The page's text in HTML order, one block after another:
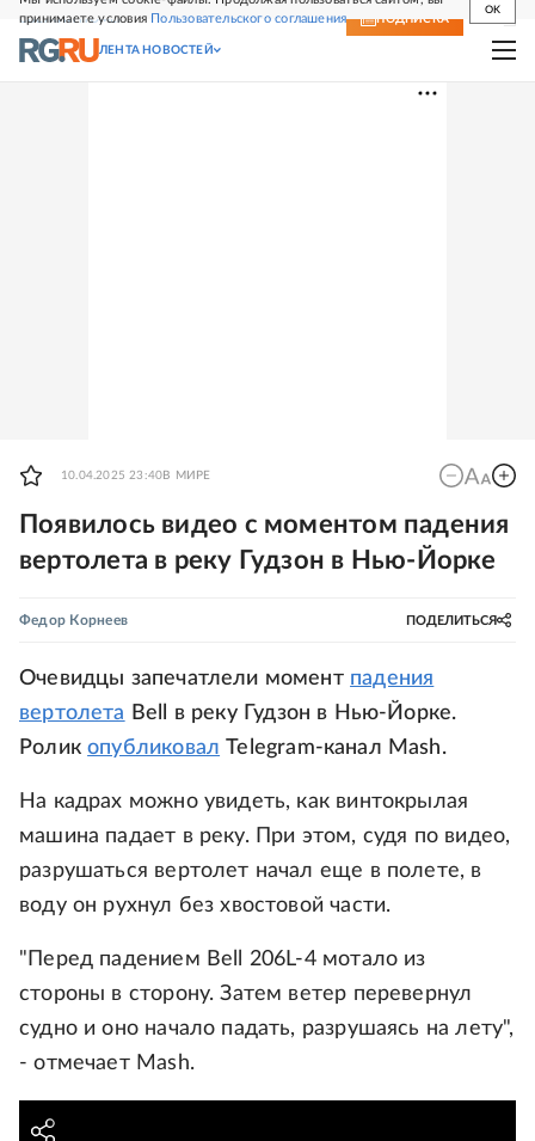
принимаете условия Пользовательского соглашения
OK
СВЕЖИЙ НОМЕР ПОДПИСКА
ЛЕНТА НОВОСТЕЙ
10.04.2025 23:40 В МИРЕ
Появилось видео с моментом падения
вертолета в реку Гудзон в Нью-Йорке
Федор Корнеев ПОДЕЛИТЬСЯ
Очевидцы запечатлели момент падения
вертолета Bell в реку Гудзон в Нью-Йорке.
Роликопубликовал Telegram-канал Mash.
На кадрах можно увидеть, как винтокрылая
машина падает в реку. При этом, судя по видео,
разрушаться вертолет начал еще в полете, в
воду он рухнул без хвостовой части.
"Перед падением Bell 206L-4 мотало из
стороны в сторону. Затем ветер перевернул
судно и оно начало падать, разрушаясь на лету",
- отмечает Mash.